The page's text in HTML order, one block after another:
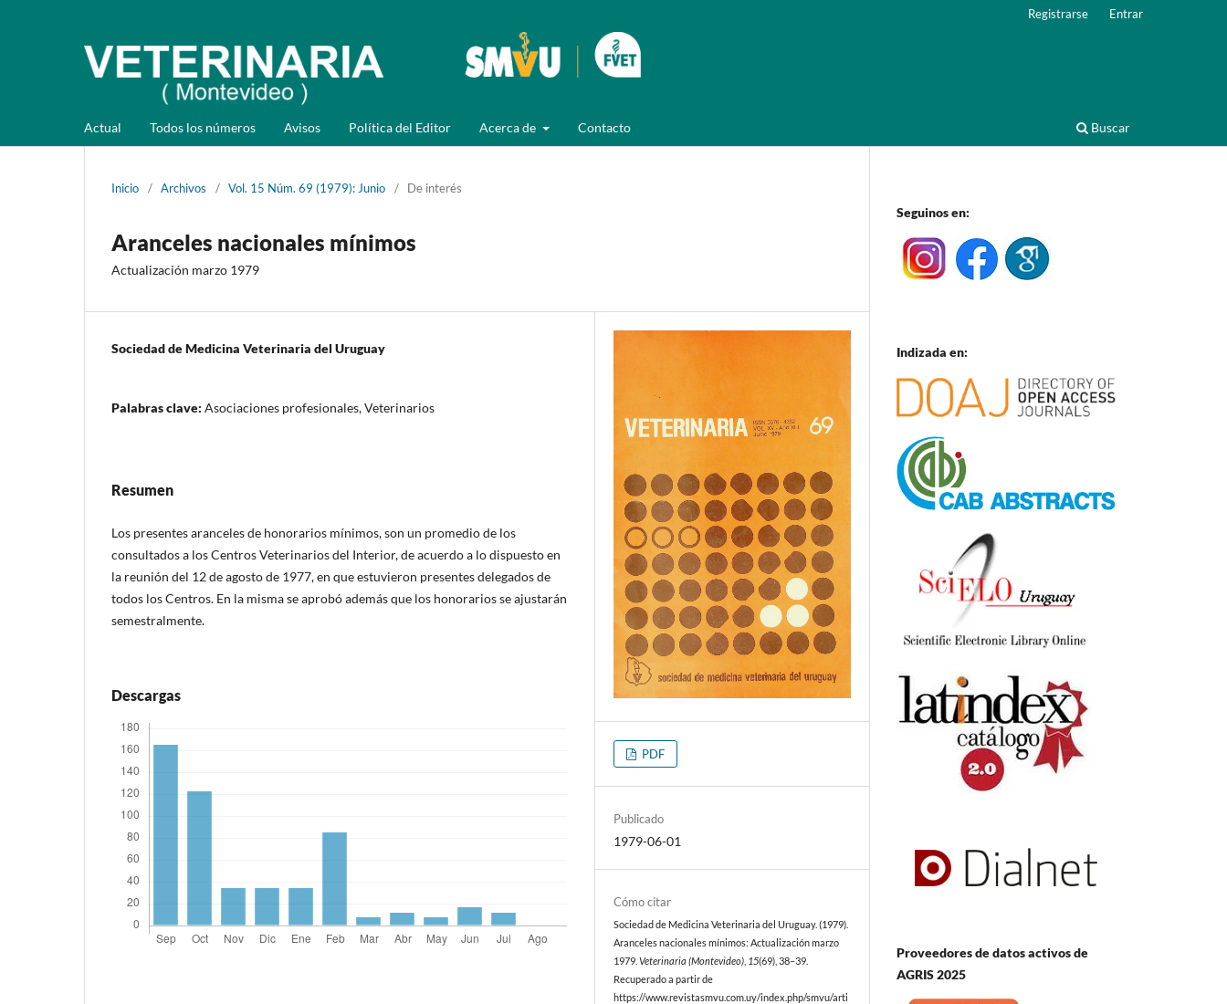
Actual Todos los números Avisos Política del Editor Acerca de Contacto Buscar
Registrarse Entrar
Inicio / Archivos / Vol. 15 Núm. 69 (1979): Junio / De interés
Aranceles nacionales mínimos
Actualización marzo 1979
Sociedad de Medicina Veterinaria del Uruguay
Palabras clave: Asociaciones profesionales, Veterinarios
Resumen
Los presentes aranceles de honorarios mínimos, son un promedio de los
consultados a los Centros Veterinarios del Interior, de acuerdo a lo dispuesto en
la reunión del 12 de agosto de 1977, en que estuvieron presentes delegados de
todos los Centros. En la misma se aprobó además que los honorarios se ajustarán
semestralmente.
Descargas
PDF
Publicado
1979-06-01
Cómo citar
Sociedad de Medicina Veterinaria del Uruguay. (1979).
Aranceles nacionales mínimos: Actualización marzo
1979.Veterinaria (Montevideo) 15(69), 38–39.
Recuperado a partir de
https://www.revistasmvu.com.uy/index.php/smvu/arti
Seguinos en:
Indizada en:
Proveedores de datos activos de
AGRIS 2025